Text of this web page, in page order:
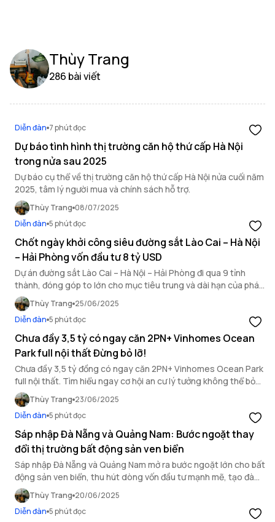
Thùy Trang
286 bài viết
Diễn đàn 7 phút đọc
Dự báo tình hình thị trường căn hộ thứ cấp Hà Nội
trong nửa sau 2025
Dự báo cụ thể về thị trường căn hộ thứ cấp Hà Nội nửa cuối năm
2025, tâm lý người mua và chính sách hỗ trợ.
Thùy Trang 08/07/2025
Diễn đàn 5 phút đọc
Chốt ngày khởi công siêu đường sắt Lào Cai – Hà Nội
– Hải Phòng vốn đầu tư 8 tỷ USD
Dự án đường sắt Lào Cai – Hà Nội – Hải Phòng đi qua 9 tỉnh
thành, đóng góp to lớn cho mục tiêu trung và dài hạn của phát
triển kinh tế – xã hội, kết nối Việt Nam và Trung Quốc, tăng khả
năng hội nhập, thân thiện môi trường.
Thùy Trang 25/06/2025
Diễn đàn 5 phút đọc
Chưa đầy 3,5 tỷ có ngay căn 2PN+ Vinhomes Ocean
Park full nội thất Đừng bỏ lỡ!
Chưa đầy 3,5 tỷ đồng có ngay căn 2PN+ Vinhomes Ocean Park
full nội thất. Tìm hiểu ngay cơ hội an cư lý tưởng không thể bỏ
qua này.
Thùy Trang 23/06/2025
Diễn đàn 5 phút đọc
Sáp nhập Đà Nẵng và Quảng Nam: Bước ngoặt thay
đổi thị trường bất động sản ven biển
Sáp nhập Đà Nẵng và Quảng Nam mở ra bước ngoặt lớn cho bất
động sản ven biển, thu hút dòng vốn đầu tư mạnh mẽ, tạo đà
phát triển đô thị bền vững.
Thùy Trang 20/06/2025
Diễn đàn 5 phút đọc